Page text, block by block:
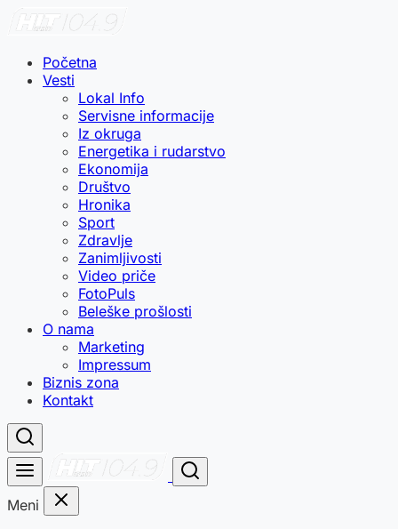
Početna
Vesti
Lokal Info
Servisne informacije
Iz okruga
Energetika i rudarstvo
Ekonomija
Društvo
Hronika
Sport
Zdravlje
Zanimljivosti
Video priče
FotoPuls
Beleške prošlosti
O nama
Marketing
Impressum
Biznis zona
Kontakt
Meni